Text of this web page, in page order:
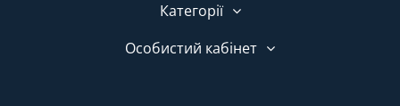
Категорії
Особистий кабінет